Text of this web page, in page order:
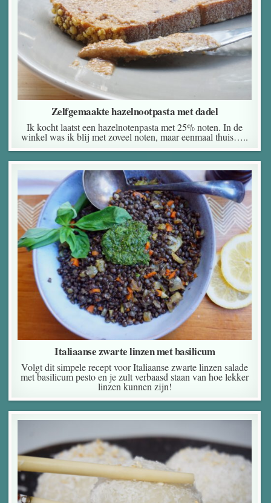
Zelfgemaakte hazelnootpasta met dadel
Ik kocht laatst een hazelnotenpasta met 25% noten. In de
winkel was ik blij met zoveel noten, maar eenmaal thuis…..
Italiaanse zwarte linzen met basilicum
Volgt dit simpele recept voor Italiaanse zwarte linzen salade
met basilicum pesto en je zult verbaasd staan van hoe lekker
linzen kunnen zijn!